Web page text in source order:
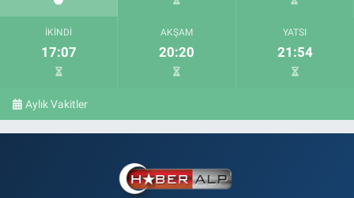
İKINDI
17:07
AKŞAM
20:20
YATSI
21:54
Aylık Vakitler